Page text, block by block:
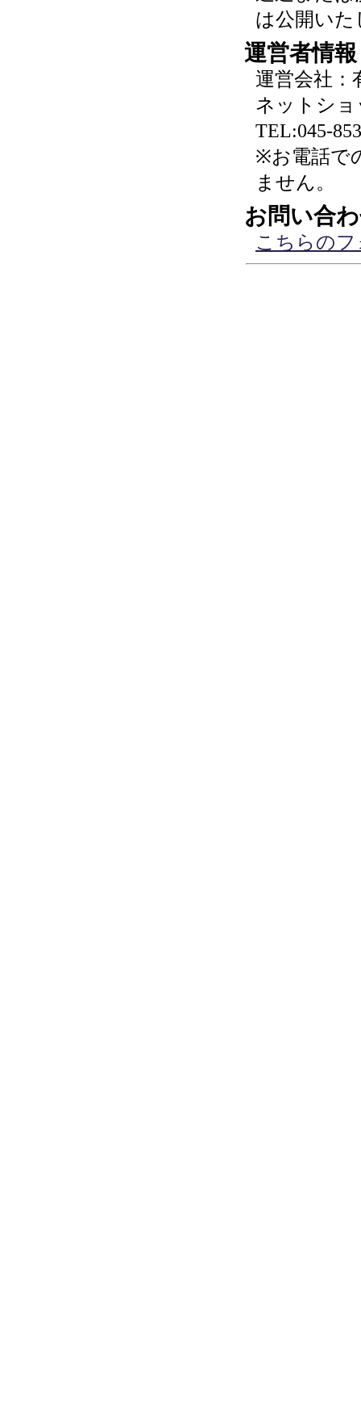
は公開い
運営者情報
運営会社：
ネットショ
TEL:045-
※お電話で
ません。
お問い合
こちらの